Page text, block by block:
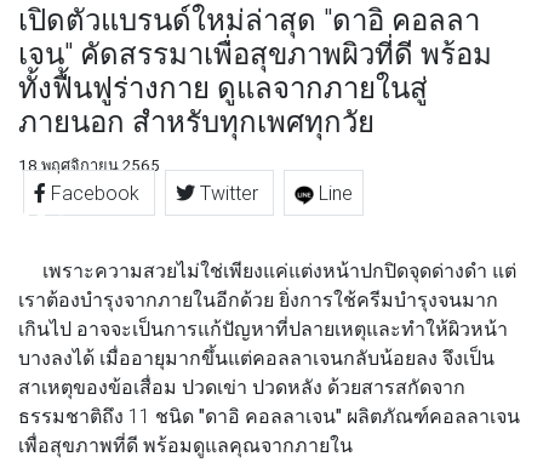
เปิดตัวแบรนด์ใหม่ล่าสุด "ดาอิ คอลลา
เจน" คัดสรรมาเพื่อสุขภาพผิวที่ดี พร้อม
ทั้งฟื้นฟูร่างกาย ดูแลจากภายในสู่
ภายนอก สำหรับทุกเพศทุกวัย
18 พฤศจิกายน 2565
Facebook Twitter Line
เพราะความสวยไม่ใช่เพียงแค่แต่งหน้าปกปิดจุดด่างดำ แต่
เราต้องบำรุงจากภายในอีกด้วย ยิ่งการใช้ครีมบำรุงจนมาก
เกินไป อาจจะเป็นการแก้ปัญหาที่ปลายเหตุและทำให้ผิวหน้า
บางลงได้ เมื่ออายุมากขึ้นแต่คอลลาเจนกลับน้อยลง จึงเป็น
สาเหตุของข้อเสื่อม ปวดเข่า ปวดหลัง ด้วยสารสกัดจาก
ธรรมชาติถึง 11 ชนิด "ดาอิ คอลลาเจน" ผลิตภัณฑ์คอลลาเจน
เพื่อสุขภาพที่ดี พร้อมดูแลคุณจากภายใน